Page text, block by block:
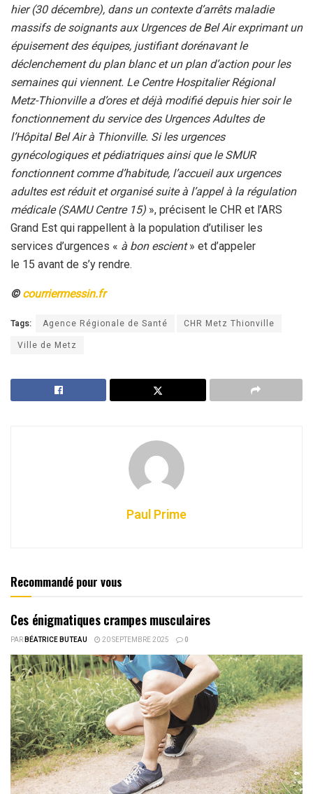
hier (30 décembre), dans un contexte d’arrêts maladie
massifs de soignants aux Urgences de Bel Air exprimant un
épuisement des équipes, justifiant dorénavant le
déclenchement du plan blanc et un plan d’action pour les
semaines qui viennent. Le Centre Hospitalier Régional
Metz-Thionville a d’ores et déjà modifié depuis hier soir le
fonctionnement du service des Urgences Adultes de
l’Hôpital Bel Air à Thionville. Si les urgences
gynécologiques et pédiatriques ainsi que le SMUR
fonctionnent comme d’habitude, l’accueil aux urgences
adultes est réduit et organisé suite à l’appel à la régulation
médicale (SAMU Centre 15) », précisent le CHR et l’ARS
Grand Est qui rappellent à la population d’utiliser les
services d’urgences « à bon escient» et d’appeler
le 15 avant de s’y rendre.
© courriermessin.fr
Tags: Agence Régionale de Santé
CHR Metz Thionville
Ville de Metz
Paul Prime
Recommandé pour vous
Ces énigmatiques crampes musculaires
PARBÉATRICE BUTEAU 20 SEPTEMBRE 2025 0